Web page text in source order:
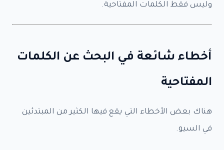
وليس فقط الكلمات المفتاحية.
أخطاء شائعة في البحث عن الكلمات
المفتاحية
هناك بعض الأخطاء التي يقع فيها الكثير من المبتدئين
في السيو.